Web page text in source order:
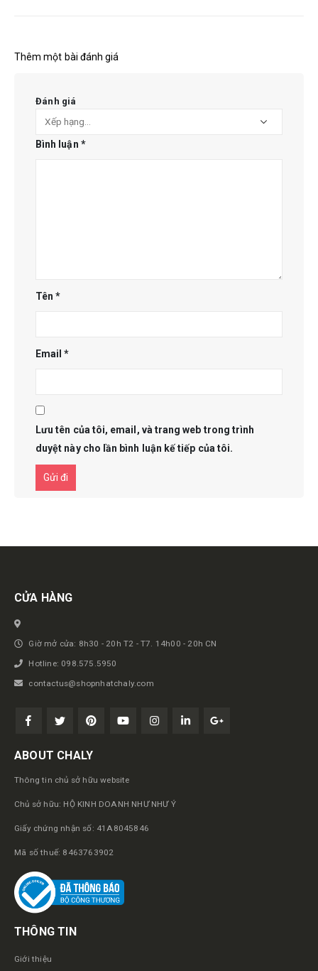
Thêm một bài đánh giá
Đánh giá
Bình luận *
Tên*
Email*
Lưu tên của tôi, email, và trang web trong trình
duyệt này cho lần bình luận kế tiếp của tôi.
Get in touch
CỬA HÀNG
Giờ mở cửa: 8h30 - 20h T2 - T7. 14h00 - 20h CN
Hotline: 098.575.5950
contactus@shopnhatchaly.com
ABOUT CHALY
Thông tin chủ sở hữu website
Chủ sở hữu: HỘ KINH DOANH NHƯ NHƯ Ý
Giấy chứng nhận số: 41A8045846
Mã số thuế: 8463763902
THÔNG TIN
Giới thiệu